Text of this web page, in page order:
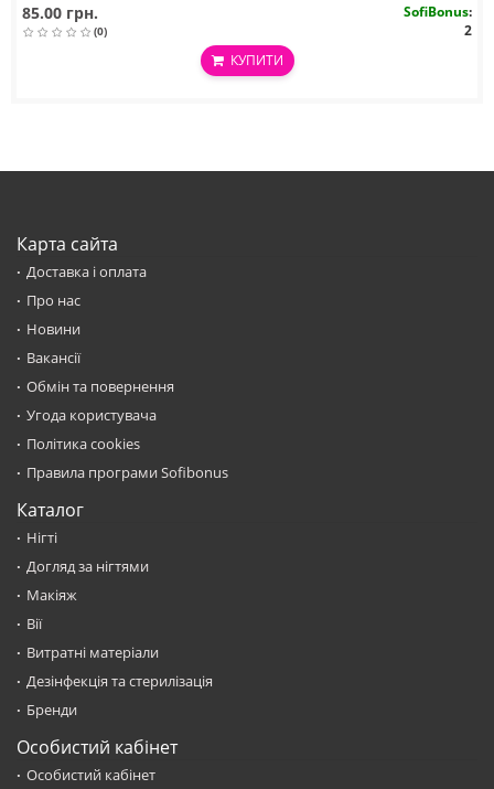
85.00 грн.
(0)
SofiBonus:
2
КУПИТИ
Карта сайта
Доставка і оплата
Про нас
Новини
Вакансії
Обмін та повернення
Угода користувача
Політика cookies
Правила програми Sofibonus
Каталог
Нігті
Догляд за нігтями
Макіяж
Вії
Витратні матеріали
Дезінфекція та стерилізація
Бренди
Особистий кабінет
Особистий кабінет